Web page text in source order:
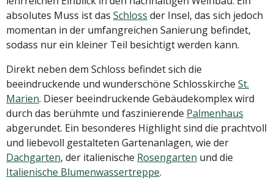
absolutes Muss ist das Schloss der Insel, das sich jedoch
momentan in der umfangreichen Sanierung befindet,
sodass nur ein kleiner Teil besichtigt werden kann.
Direkt neben dem Schloss befindet sich die
beeindruckende und wunderschöne Schlosskirche St.
Marien. Dieser beeindruckende Gebäudekomplex wird
durch das berühmte und faszinierende Palmenhaus
abgerundet. Ein besonderes Highlight sind die prachtvoll
und liebevoll gestalteten Gartenanlagen, wie der
Dachgarten, der italienische Rosengarten und die
Italienische Blumenwassertreppe.